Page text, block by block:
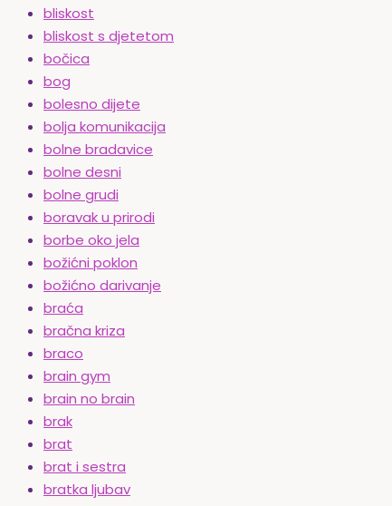
bliskost
bliskost s djetetom
bočica
bog
bolesno dijete
bolja komunikacija
bolne bradavice
bolne desni
bolne grudi
boravak u prirodi
borbe oko jela
božićni poklon
božićno darivanje
braća
bračna kriza
braco
brain gym
brain no brain
brak
brat
brat i sestra
bratka ljubav